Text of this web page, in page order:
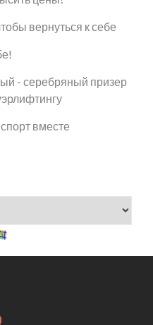
вернуться к себе
- серебряный призер
вместе